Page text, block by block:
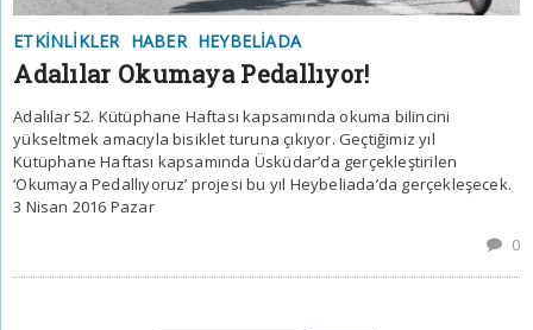
ETKINLIKLER HABER HEYBELIADA
Adalılar Okumaya Pedallıyor!
Adalılar 52. Kütüphane Haftası kapsamında okuma bilincini
yükseltmek amacıyla bisiklet turuna çıkıyor. Geçtiğimiz yıl
Kütüphane Haftası kapsamında Üsküdar’da gerçekleştirilen
‘Okumaya Pedallıyoruz’ projesi bu yıl Heybeliada’da gerçekleşecek.
3 Nisan 2016 Pazar
0